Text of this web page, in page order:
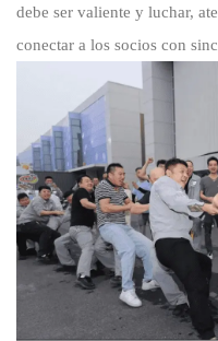
debe ser valiente y luchar,
conectar a los socios con